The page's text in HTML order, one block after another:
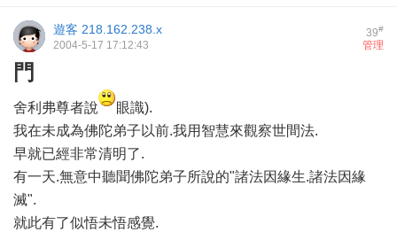
39#
遊客 218.162.238.x
管理
2004-5-17 17:12:43
門
舍利弗尊者說
眼識).
我在未成為佛陀弟子以前.我用智慧來觀察世間法.
早就已經非常清明了.
有一天.無意中聽聞佛陀弟子所說的"諸法因緣生.諸法因緣
滅".
就此有了似悟未悟感覺.